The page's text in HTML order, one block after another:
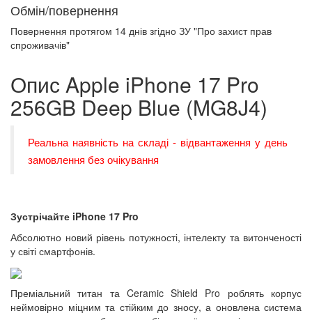
Обмін/повернення
Повернення протягом 14 днів згідно ЗУ "Про захист прав
спроживачів"
Опис Apple iPhone 17 Pro
256GB Deep Blue (MG8J4)
Реальна наявність на складі - відвантаження у день
замовлення без очікування
Зустрічайте iPhone 17 Pro
Абсолютно новий рівень потужності, інтелекту та витонченості
у світі смартфонів.
Преміальний титан та Ceramic Shield Pro роблять корпус
неймовірно міцним та стійким до зносу, а оновлена система